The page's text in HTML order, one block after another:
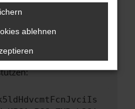
Schritte versucht
Wir werden
zu beheben. Du kannst
um uns bei der
ablehnen